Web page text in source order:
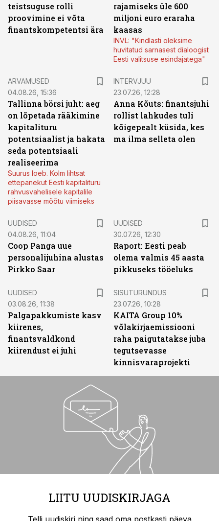
teistsuguse rolli
proovimine ei võta
finantskompetentsi ära
rajamiseks üle 600
miljoni euro eraraha
kaasas
INVL: "Kindlasti oleksime
huvitatud sarnasest dialoogist
Eesti valitsuse esindajatega"
ARVAMUSED
04.08.26, 15:36
Tallinna börsi juht: aeg
on lõpetada rääkimine
kapitalituru
potentsiaalist ja hakata
seda potentsiaali
realiseerima
Suurus loeb. Kolm lihtsat
ettepanekut Eesti kapitalituru
rahvusvahelisele kapitalile
piisavasse mõõtu viimiseks
INTERVJUU
23.07.26, 12:28
Anna Kõuts: finantsjuhi
rollist lahkudes tuli
kõigepealt küsida, kes
ma ilma selleta olen
UUDISED
04.08.26, 11:04
Coop Panga uue
personalijuhina alustas
Pirkko Saar
UUDISED
30.07.26, 12:30
Raport: Eesti peab
olema valmis 45 aasta
pikkuseks tööeluks
UUDISED
03.08.26, 11:38
Palgapakkumiste kasv
kiirenes,
finantsvaldkond
kiirendust ei juhi
SISUTURUNDUS
23.07.26, 10:28
KAITA Group 10%
võlakirjaemissiooni
raha paigutatakse juba
tegutsevasse
kinnisvaraprojekti
LIITU UUDISKIRJAGA
Telli uudiskiri ning saad oma postkasti päeva